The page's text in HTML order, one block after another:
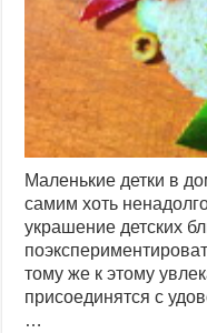
Маленькие детки в
самим хоть
украшение детских
тому же к этому
присоединятся с
…